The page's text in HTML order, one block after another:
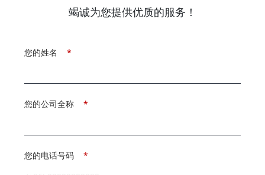
竭诚为您提供优质的服务！
*
您的姓名
*
您的公司全称
*
您的电话号码